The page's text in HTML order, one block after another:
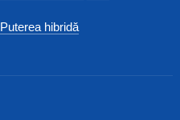
Puterea hibridă